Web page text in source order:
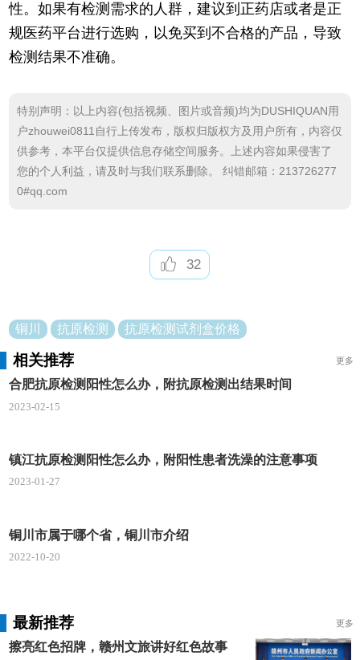
性。如果有检测需求的人群，建议到正药店或者是正
规医药平台进行选购，以免买到不合格的产品，导致
检测结果不准确。
特别声明：以上内容(包括视频、图片或音频)均为DUSHIQUAN用
户zhouwei0811自行上传发布，版权归版权方及用户所有，内容仅
供参考，本平台仅提供信息存储空间服务。上述内容如果侵害了
您的个人利益，请及时与我们联系删除。 纠错邮箱：213726277
0#qq.com
32
铜川 抗原检测 抗原检测试剂盒价格
相关推荐 更多
合肥抗原检测阳性怎么办，附抗原检测出结果时间
2023-02-15
镇江抗原检测阳性怎么办，附阳性患者洗澡的注意事项
2023-01-27
铜川市属于哪个省，铜川市介绍
2022-10-20
最新推荐 更多
擦亮红色招牌，赣州文旅讲好红色故事